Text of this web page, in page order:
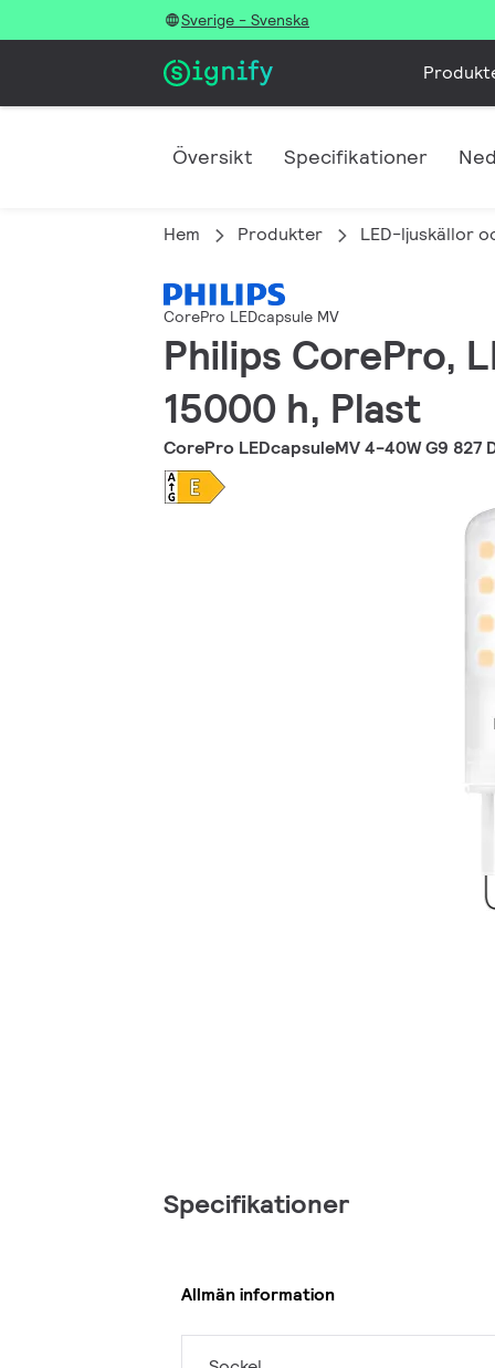
Sverige - Svenska
Översikt Specifikationer
Hem Produkter LED-ljuskällor
CorePro LEDcapsule MV
Philips CorePro,
15000 h, Plast
CorePro LEDcapsuleMV 4-40W G9 827
Specifikationer
Allmän information